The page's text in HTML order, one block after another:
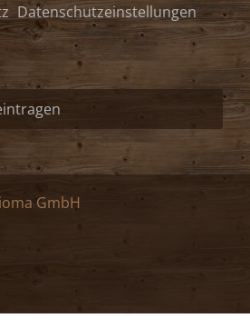
Datenschutzeinstellungen
GmbH